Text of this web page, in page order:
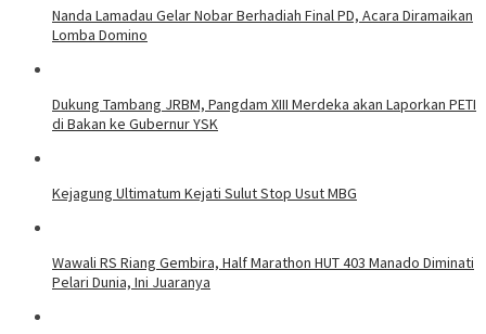
Nanda Lamadau Gelar Nobar Berhadiah Final PD, Acara Diramaikan
Lomba Domino
Dukung Tambang JRBM, Pangdam XIII Merdeka akan Laporkan PETI
di Bakan ke Gubernur YSK
Kejagung Ultimatum Kejati Sulut Stop Usut MBG
Wawali RS Riang Gembira, Half Marathon HUT 403 Manado Diminati
Pelari Dunia, Ini Juaranya